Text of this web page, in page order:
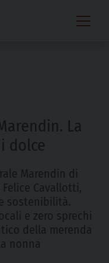
La
dolce
Marendin di
Cavallotti,
sostenibilità.
e zero sprechi
della merenda
nonna